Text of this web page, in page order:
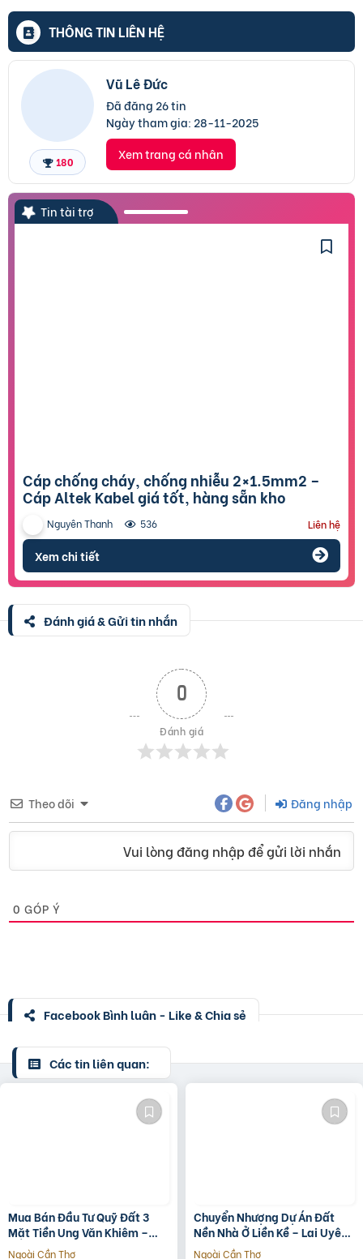
THÔNG TIN LIÊN HỆ
180
Vũ Lê Đức
Đã đăng 26 tin
Ngày tham gia: 28-11-2025
Xem trang cá nhân
Tin tài trợ
Cáp chống cháy, chống nhiễu 2×1.5mm2 –
Cáp Altek Kabel giá tốt, hàng sẵn kho
Nguyên Thanh 536 Liên hệ
Xem chi tiết
Đánh giá & Gửi tin nhắn
0
Đánh giá
Theo dõi Đăng nhập
Vui lòng đăng nhập để gửi lời nhắn
0 GÓP Ý
Facebook Bình luận - Like & Chia sẻ
Các tin liên quan:
Mua Bán Đầu Tư Quỹ Đất 3
Mặt Tiền Ung Văn Khiêm –
2.122M²
Ngoài Cần Thơ
Chuyển Nhượng Dự Án Đất
Nền Nhà Ở Liền Kề – Lai Uyên,
Bầu Bàng, Bình Dương
Ngoài Cần Thơ